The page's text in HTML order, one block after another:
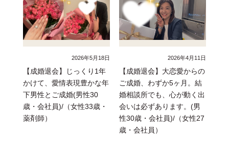
2026年5月18日
【成婚退会】じっくり1年
かけて、愛情表現豊かな年
下男性とご成婚(男性30
歳・会社員)/（女性33歳・
薬剤師）
2026年4月11日
【成婚退会】大恋愛からの
ご成婚、わずか5ヶ月。結
婚相談所でも、心が動く出
会いは必ずあります。(男
性30歳・会社員)/（女性27
歳・会社員）